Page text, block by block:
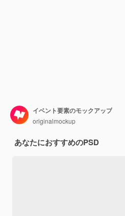
イベント要素のモックアップ
originalmockup
あなたにおすすめのPSD